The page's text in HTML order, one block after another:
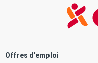
Offres d’emploi